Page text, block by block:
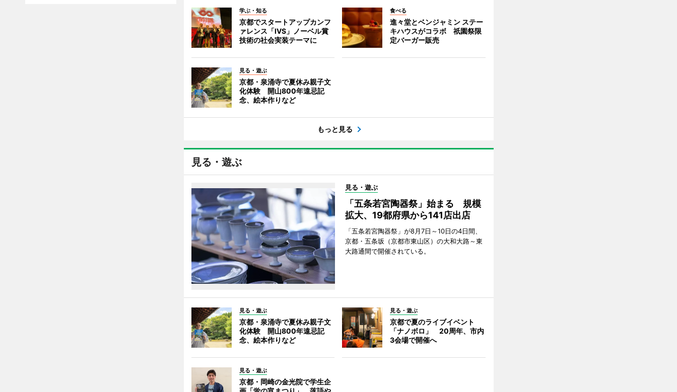
学ぶ・知る
京都でスタートアップカンフ
ァレンス「IVS」ノーベル賞
技術の社会実装テーマに
食べる
進々堂とベンジャミン ステー
キハウスがコラボ 祇園祭限
定バーガー販売
見る・遊ぶ
京都・泉涌寺で夏休み親子文
化体験 開山800年遠忌記
念、絵本作りなど
もっと見る
見る・遊ぶ
見る・遊ぶ
「五条若宮陶器祭」始まる 規模
拡大、19都府県から141店出店
「五条若宮陶器祭」が8月7日～10日の4日間、
京都・五条坂（京都市東山区）の大和大路～東
大路通間で開催されている。
見る・遊ぶ
京都・泉涌寺で夏休み親子文
化体験 開山800年遠忌記
念、絵本作りなど
見る・遊ぶ
京都で夏のライブイベント
「ナノボロ」 20周年、市内
3会場で開催へ
見る・遊ぶ
京都・岡崎の金光院で学生企